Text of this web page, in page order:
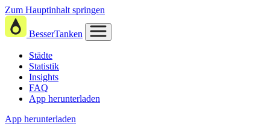
Zum Hauptinhalt springen
BesserTanken
Städte
Statistik
Insights
FAQ
App herunterladen
App herunterladen